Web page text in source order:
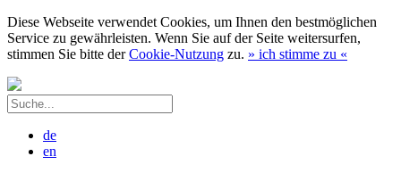
Diese Webseite verwendet Cookies, um Ihnen den bestmöglichen
Service zu gewährleisten. Wenn Sie auf der Seite weitersurfen,
stimmen Sie bitte derCookie-Nutzung zu. » ich stimme zu «
de
en